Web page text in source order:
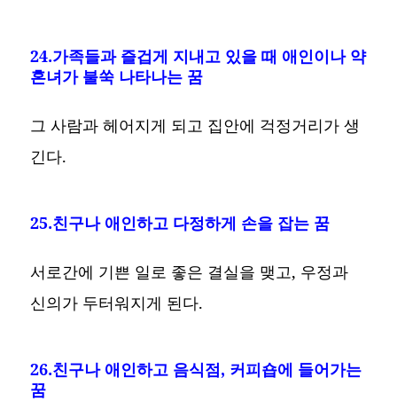
24.가족들과 즐겁게 지내고 있을 때 애인이나 약
혼녀가 불쑥 나타나는 꿈
그 사람과 헤어지게 되고 집안에 걱정거리가 생
긴다.
25.친구나 애인하고 다정하게 손을 잡는 꿈
서로간에 기쁜 일로 좋은 결실을 맺고, 우정과
신의가 두터워지게 된다.
26.친구나 애인하고 음식점, 커피숍에 들어가는
꿈